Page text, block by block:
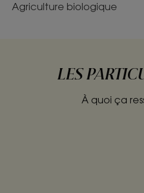
Agriculture biologique
LES
À quoi ça